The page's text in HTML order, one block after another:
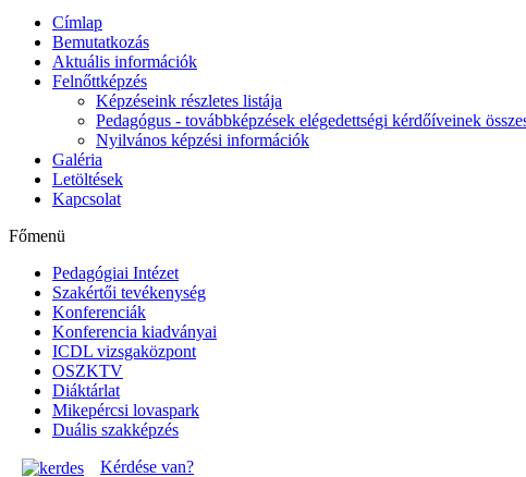
Címlap
Bemutatkozás
Aktuális információk
Felnőttképzés
Képzéseink részletes listája
Pedagógus - továbbképzések elégedettségi kérdőíveinek
Nyilvános képzési információk
Galéria
Letöltések
Kapcsolat
Főmenü
Pedagógiai Intézet
Szakértői tevékenység
Konferenciák
Konferencia kiadványai
ICDL vizsgaközpont
OSZKTV
Diáktárlat
Mikepércsi lovaspark
Duális szakképzés
Kérdése van?